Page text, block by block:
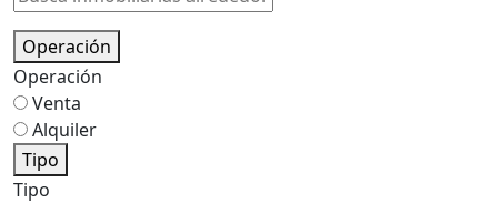
Operación
Operación
Venta
Alquiler
Tipo
Tipo